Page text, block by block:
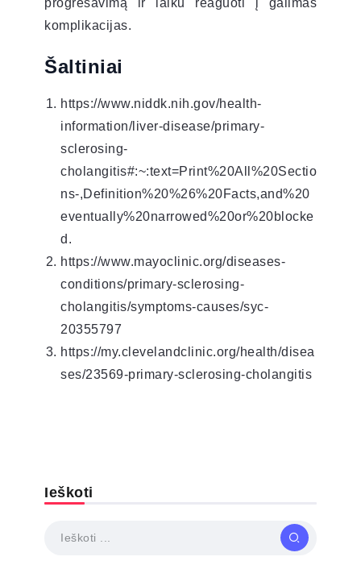
komplikacijas.
Šaltiniai
https://www.niddk.nih.gov/health-
information/liver-disease/primary-
sclerosing-
cholangitis#:~:text=Print%20All%20Sectio
ns-,Definition%20%26%20Facts,and%20
eventually%20narrowed%20or%20blocke
d.
https://www.mayoclinic.org/diseases-
conditions/primary-sclerosing-
cholangitis/symptoms-causes/syc-
20355797
https://my.clevelandclinic.org/health/disea
ses/23569-primary-sclerosing-cholangitis
Ieškoti